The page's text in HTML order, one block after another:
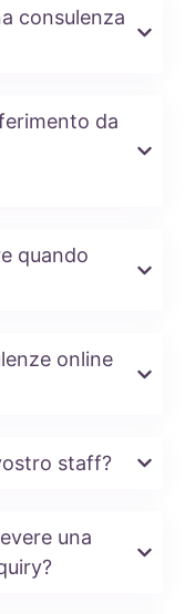
consulenza
da
quando
online
staff?
una